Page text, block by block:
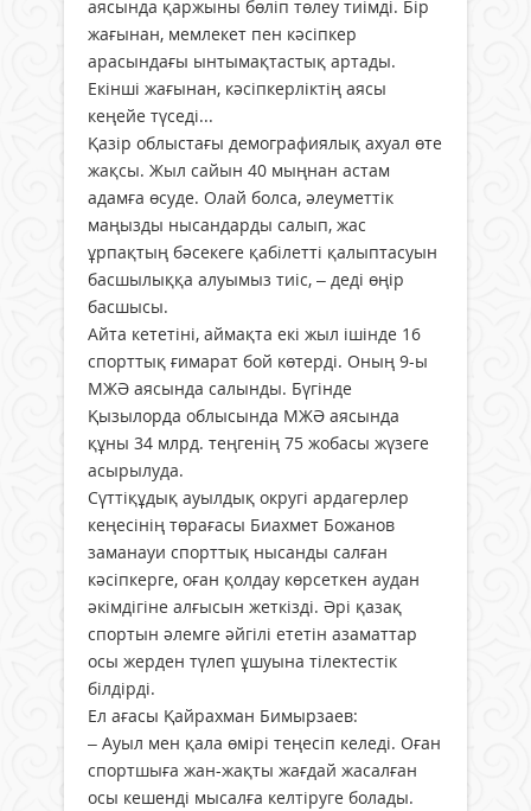
аясында қаржыны бөліп төлеу тиімді. Бір
жағынан, мемлекет пен кәсіпкер
арасындағы ынтымақтастық артады.
Екінші жағынан, кәсіпкерліктің аясы
кеңейе түседі...
Қазір облыстағы демографиялық ахуал өте
жақсы. Жыл сайын 40 мыңнан астам
адамға өсуде. Олай болса, әлеуметтік
маңызды нысандарды салып, жас
ұрпақтың бәсекеге қабілетті қалыптасуын
басшылыққа алуымыз тиіс, – деді өңір
басшысы.
Айта кететіні, аймақта екі жыл ішінде 16
спорттық ғимарат бой көтерді. Оның 9-ы
МЖӘ аясында салынды. Бүгінде
Қызылорда облысында МЖӘ аясында
құны 34 млрд. теңгенің 75 жобасы жүзеге
асырылуда.
Сүттіқұдық ауылдық округі ардагерлер
кеңесінің төрағасы Биахмет Божанов
заманауи спорттық нысанды салған
кәсіпкерге, оған қолдау көрсеткен аудан
әкімдігіне алғысын жеткізді. Әрі қазақ
спортын әлемге әйгілі ететін азаматтар
осы жерден түлеп ұшуына тілектестік
білдірді.
Ел ағасы Қайрахман Бимырзаев:
– Ауыл мен қала өмірі теңесіп келеді. Оған
спортшыға жан-жақты жағдай жасалған
осы кешенді мысалға келтіруге болады.